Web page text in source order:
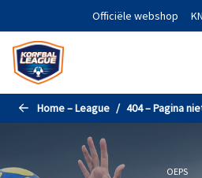
Naar de hoofdinhoud gaanOfficiële webshop
Home – League 404 – Pagina
OEPS